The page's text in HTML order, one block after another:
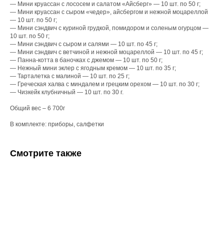
— Мини круассан с лососем и салатом «Айсберг» — 10 шт. по 50 г;
— Мини круассан с сыром «чедер», айсбергом и нежной моцареллой
— 10 шт. по 50 г;
— Мини сэндвич с куриной грудкой, помидором и соленым огурцом —
10 шт. по 50 г;
— Мини сэндвич с сыром и салями — 10 шт. по 45 г;
— Мини сэндвич с ветчиной и нежной моцареллой — 10 шт. по 45 г;
— Панна-котта в баночках с джемом — 10 шт. по 50 г;
— Нежный мини эклер с ягодным кремом — 10 шт. по 35 г;
— Тарталетка с малиной — 10 шт. по 25 г;
— Греческая халва с миндалем и грецким орехом — 10 шт. по 30 г;
— Чизкейк клубничный — 10 шт. по 30 г.
Общий вес – 6 700г
В комплекте: приборы, салфетки
Смотрите также